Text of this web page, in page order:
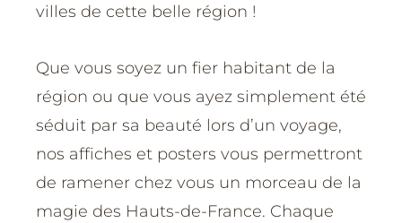
villes de cette belle région !
Que vous soyez un fier habitant de la
région ou que vous ayez simplement été
séduit par sa beauté lors d’un voyage,
nos affiches et posters vous permettront
de ramener chez vous un morceau de la
magie des Hauts-de-France. Chaque